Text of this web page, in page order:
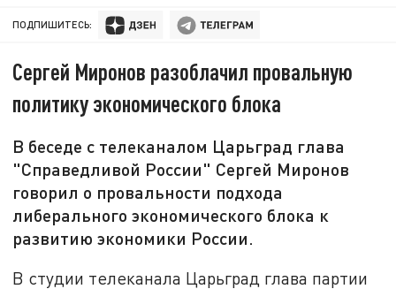
ПОДПИШИТЕСЬ:
Сергей Миронов разоблачил провальную
политику экономического блока
В беседе с телеканалом Царьград глава
"Справедливой России" Сергей Миронов
говорил о провальности подхода
либерального экономического блока к
развитию экономики России.
В студии телеканала Царьград глава партии